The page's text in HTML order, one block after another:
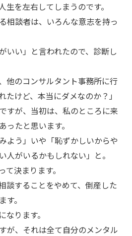
生を左右してしまうのです。
相談者は、いろんな意志を持っ
いい」と言われたので、診断し
他のコンサルタント事務所に行
たけど、本当にダメなのか？」
すが、当初は、私のところに来
ったと思います。
よう」いや「恥ずかしいからや
人がいるかもしれない」と。
て決まります。
談することをやめて、倒産した
。
なります。
が、それは全て自分のメンタル